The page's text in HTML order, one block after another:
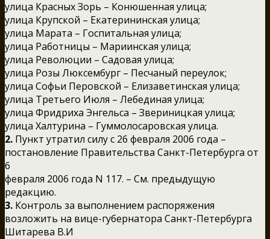
улица Красных Зорь – Конюшенная улица;
улица Крупской – Екатерининская улица;
улица Марата – Госпитальная улица;
улица Работницы – Мариинская улица;
улица Революции – Садовая улица;
улица Розы Люксембург – Песчаный переулок;
улица Софьи Перовской – Елизаветинская улица;
улица Третьего Июля – Лебединая улица;
улица Фридриха Энгельса – Звериницкая улица;
улица Халтурина – Гуммолосаровская улица.
2. Пункт утратил силу с 26 февраля 2006 года –
постановление Правительства Санкт-Петербурга от
6
февраля 2006 года N 117. – См. предыдущую
редакцию.
3. Контроль за выполнением распоряжения
возложить на вице-губернатора Санкт-Петербурга
Шитарева В.И